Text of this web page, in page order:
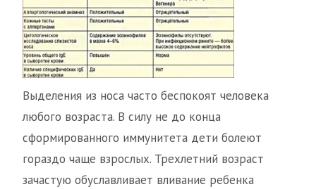
Выделения из носа часто беспокоят человека
любого возраста. В силу не до конца
сформированного иммунитета дети болеют
гораздо чаще взрослых. Трехлетний возраст
зачастую обуславливает вливание ребенка